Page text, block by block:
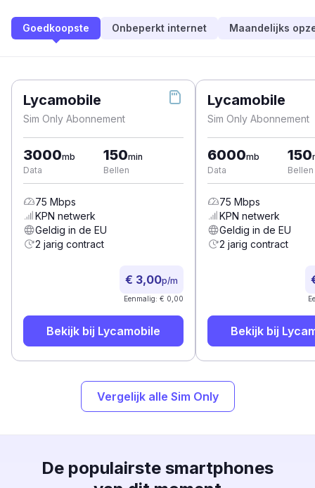
Goedkoopste Onbeperkt internet Maandelijks
Lycamobile
Sim Only Abonnement
3000mb
Data
150min
Bellen
75 Mbps
KPN netwerk
Geldig in de EU
2 jarig contract
€ 3,00p/m
Eenmalig: € 0,00
Bekijk bij Lycamobile
Lycamobile
Sim Only Abonnement
6000mb
Data
150
Bellen
75 Mbps
KPN netwerk
Geldig in de EU
2 jarig contract
Bekijk bij
Vergelijk alle Sim Only
De populairste smartphones